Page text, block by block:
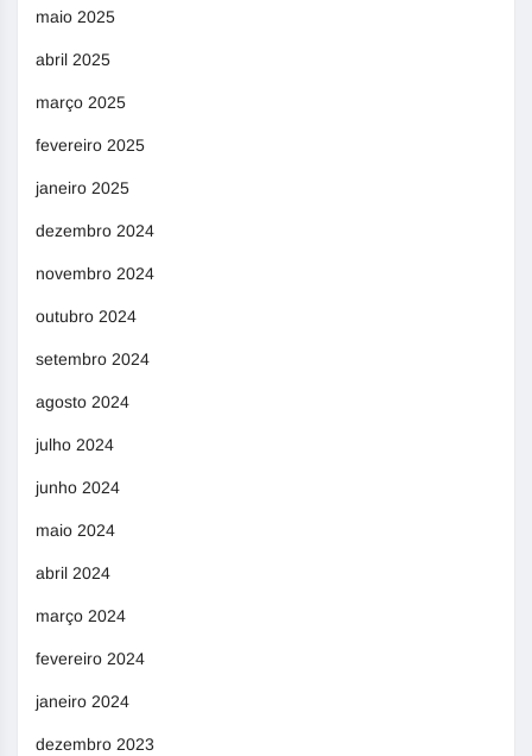
maio 2025
abril 2025
março 2025
fevereiro 2025
janeiro 2025
dezembro 2024
novembro 2024
outubro 2024
setembro 2024
agosto 2024
julho 2024
junho 2024
maio 2024
abril 2024
março 2024
fevereiro 2024
janeiro 2024
dezembro 2023